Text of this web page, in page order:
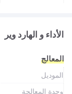
الأداء و الهارد وير
المعالج
الموديل
وحدة المعالجة